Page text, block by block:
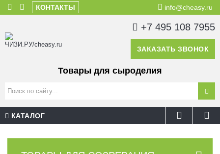
КОНТАКТЫ info@cheasy.ru
+7 495 108 7955
ЗАКАЗАТЬ ЗВОНОК
Товары для сыроделия
КАТАЛОГ